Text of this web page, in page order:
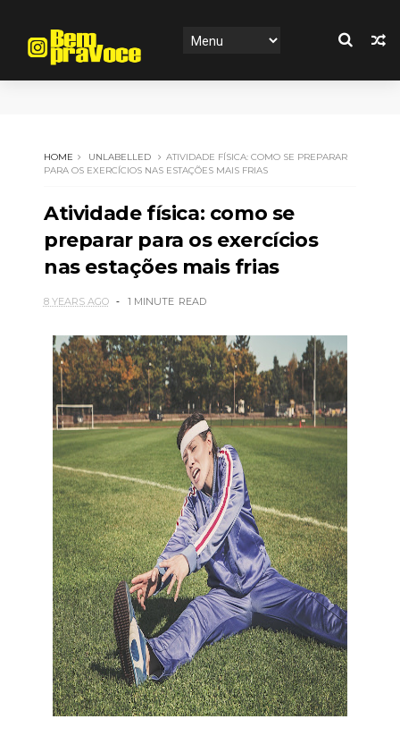
HOME UNLABELLED
ATIVIDADE FÍSICA: COMO SE PREPARAR
PARA OS EXERCÍCIOS NAS ESTAÇÕES MAIS FRIAS
Atividade física: como se
preparar para os exercícios
nas estações mais frias
8 YEARS AGO 1 MINUTE READ